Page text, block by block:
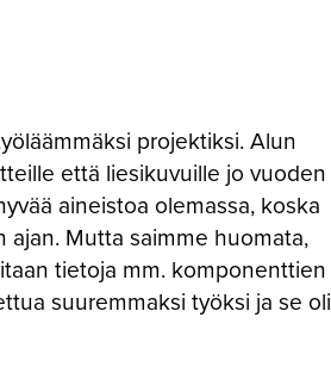
projektiksi. Alun
että liesikuvuille jo vuoden
aineistoa olemassa, koska
ajan. Mutta saimme huomata,
tietoja mm. komponenttien
suuremmaksi työksi ja se oli